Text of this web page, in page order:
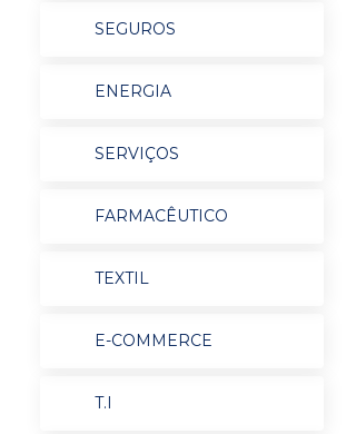
SEGUROS
ENERGIA
SERVIÇOS
FARMACÊUTICO
TEXTIL
E-COMMERCE
T.I